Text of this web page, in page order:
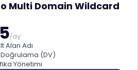
Multi Domain Wildcard
/ay
Alan Adı
Doğrulama (DV)
Yönetimi